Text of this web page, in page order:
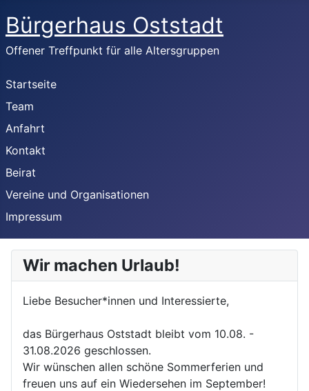
Bürgerhaus Oststadt
Offener Treffpunkt für alle Altersgruppen
Startseite
Team
Anfahrt
Kontakt
Beirat
Vereine und Organisationen
Impressum
Wir machen Urlaub!
Liebe Besucher*innen und Interessierte,
das Bürgerhaus Oststadt bleibt vom 10.08. -
31.08.2026 geschlossen.
Wir wünschen allen schöne Sommerferien und
freuen uns auf ein Wiedersehen im September!